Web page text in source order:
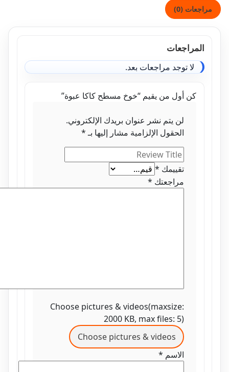
(0)
لا توجد مراجعات بعد.
كن أول من يقيم “خوخ مسطح كاكا عبوة”
لن يتم نشر عنوان بريدك الإلكتروني.
الحقول الإلزامية مشار إليها بـ*
مراجعتك*
Choose pictures & videos(maxsize:
2000 KB, max files: 5)
Choose pictures & videos